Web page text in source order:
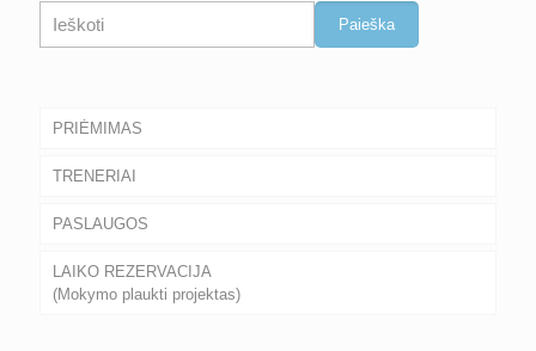
Paieška Paieška
PRIĖMIMAS
TRENERIAI
PASLAUGOS
LAIKO REZERVACIJA
(Mokymo plaukti projektas)